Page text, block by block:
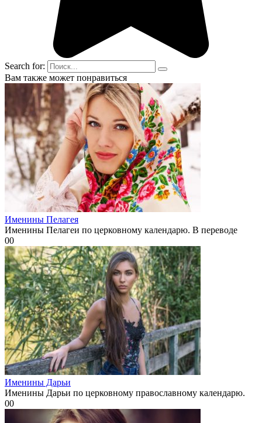
Search for:
Вам также может понравиться
Именины Пелагея
Именины Пелагеи по церковному календарю. В переводе
00
Именины Дарьи
Именины Дарьи по церковному православному календарю.
00